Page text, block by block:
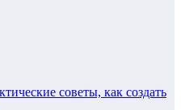
советы, как создать